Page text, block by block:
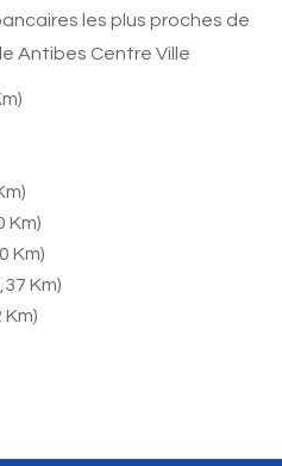
les plus proches de
Antibes Centre Ville
Km)
Km)
Km)
Km)